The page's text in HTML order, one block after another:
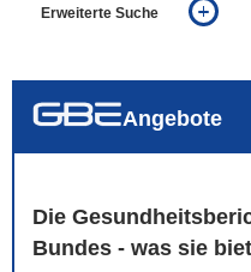
Erweiterte Suche
auch in allen Texten suchen
Angebote
Die
Bundes - was sie